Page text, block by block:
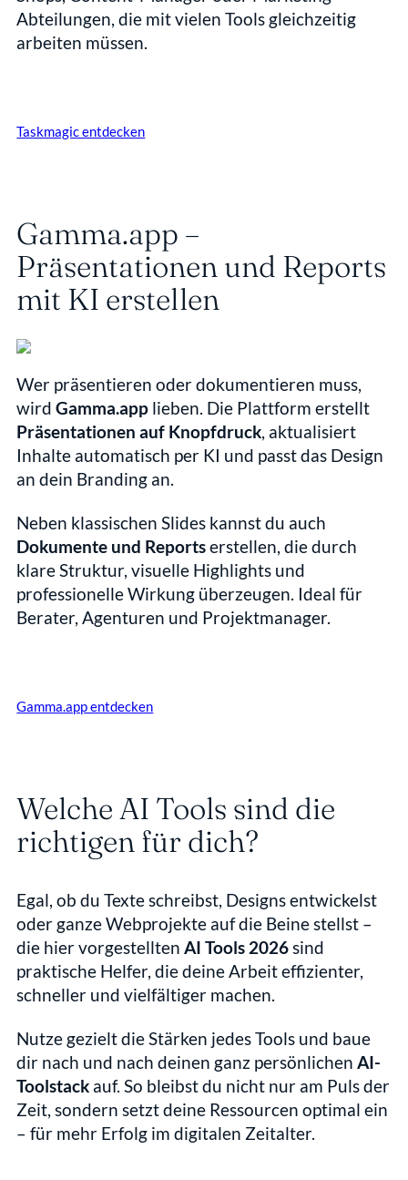
Abteilungen, die mit vielen Tools gleichzeitig
arbeiten müssen.
Taskmagic entdecken
Gamma.app –
Präsentationen und Reports
mit KI erstellen
Wer präsentieren oder dokumentieren muss,
wird Gamma.app
Präsentationen auf Knopfdruck, aktualisiert
Inhalte automatisch per KI und passt das Design
an dein Branding an.
Dokumente und Reports erstellen, die durch
klare Struktur, visuelle Highlights und
professionelle Wirkung überzeugen. Ideal für
Berater, Agenturen und Projektmanager.
Gamma.app entdecken
Welche AI Tools sind die
richtigen für dich?
Egal, ob du Texte schreibst, Designs entwickelst
oder ganze Webprojekte auf die Beine stellst –
die hier vorgestellten AI Tools 2026 sind
praktische Helfer, die deine Arbeit effizienter,
schneller und vielfältiger machen.
Nutze gezielt die Stärken jedes Tools und baue
dir nach und nach deinen ganz persönlichen AI-
Toolstack auf. So bleibst du nicht nur am Puls der
Zeit, sondern setzt deine Ressourcen optimal ein
– für mehr Erfolg im digitalen Zeitalter.